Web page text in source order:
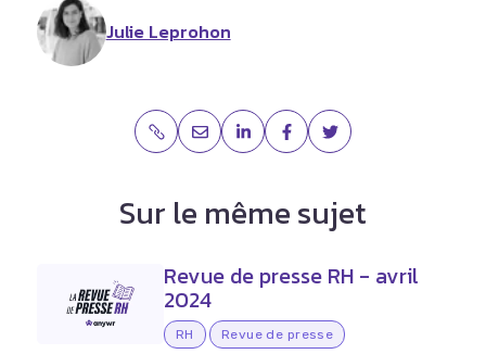
Julie Leprohon
Sur le même sujet
Revue de presse RH - avril
2024
RH Revue de presse